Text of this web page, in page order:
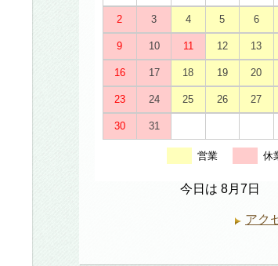
2 3 4 5 6
9 10 11 12 13
16 17 18 19 20
23 24 25 26 27
30 31
営業 休
今日は 8月7日
アク